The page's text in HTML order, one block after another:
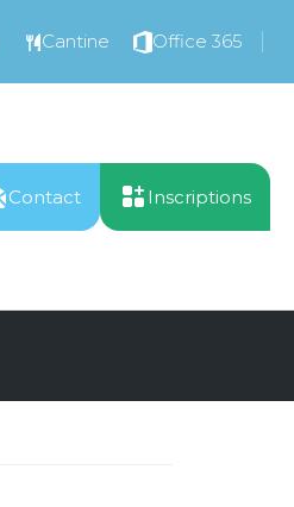
Cantine Office 365
Contact Inscriptions